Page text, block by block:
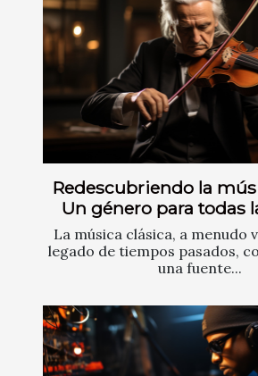
Redescubriendo la
Un género para todas
La música clásica, a menudo
legado de tiempos pasados,
una fuente...